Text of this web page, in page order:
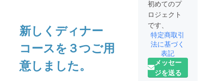
新しくディナー
コースを３つご用
意しました。
初めてのプ
ロジェクト
です、
特定商取引
法に基づく
表記
メッセー
ジを送る